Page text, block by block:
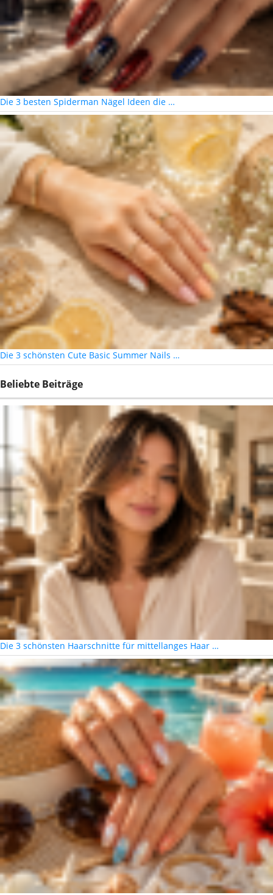
Die 3 besten Spiderman Nägel Ideen die …
Die 3 schönsten Cute Basic Summer Nails …
Beliebte Beiträge
Die 3 schönsten Haarschnitte für mittellanges Haar …